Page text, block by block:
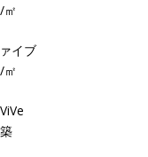
イブ